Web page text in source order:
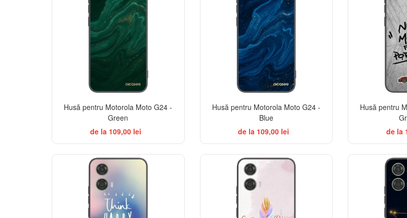
Husă pentru Motorola Moto G24 -
Green
de la 109,00 lei
Husă pentru Motorola Moto G24 -
Blue
de la 109,00 lei
Husă pentru
de la